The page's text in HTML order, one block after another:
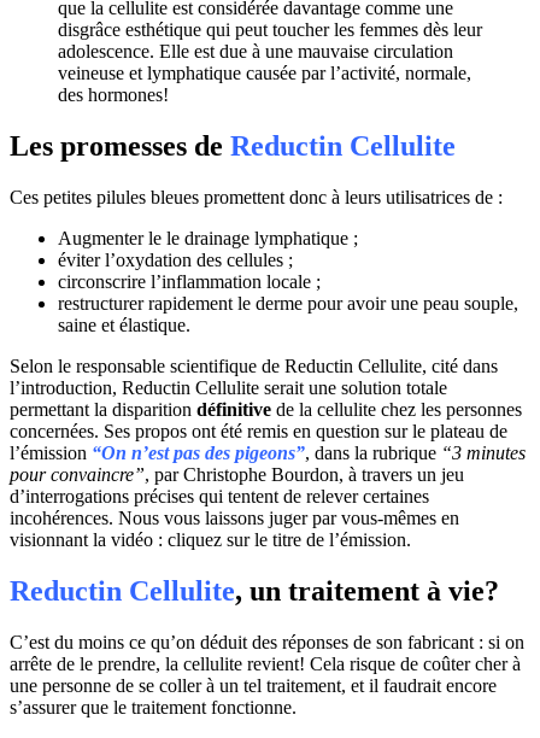
que la cellulite est considérée davantage comme une
disgrâce esthétique qui peut toucher les femmes dès leur
adolescence. Elle est due à une mauvaise circulation
veineuse et lymphatique causée par l’activité, normale,
des hormones!
Les promesses de Reductin Cellulite
Ces petites pilules bleues promettent donc à leurs utilisatrices de :
Augmenter le le drainage lymphatique ;
éviter l’oxydation des cellules ;
circonscrire l’inflammation locale ;
restructurer rapidement le derme pour avoir une peau souple,
saine et élastique.
Selon le responsable scientifique de Reductin Cellulite, cité dans
l’introduction, Reductin Cellulite serait une solution totale
permettant la disparition définitive de la cellulite chez les personnes
concernées. Ses propos ont été remis en question sur le plateau de
l’émission “On n’est pas des pigeons”, dans la rubrique “3 minutes
pour convaincre”, par Christophe Bourdon, à travers un jeu
d’interrogations précises qui tentent de relever certaines
incohérences. Nous vous laissons juger par vous-mêmes en
visionnant la vidéo : cliquez sur le titre de l’émission.
Reductin Cellulite, un traitement à vie?
C’est du moins ce qu’on déduit des réponses de son fabricant : si on
arrête de le prendre, la cellulite revient! Cela risque de coûter cher à
une personne de se coller à un tel traitement, et il faudrait encore
s’assurer que le traitement fonctionne.